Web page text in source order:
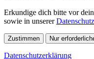
Erkundige dich bitte vor
sowie in unserer
Zustimmen Nur
Datenschutzerklärung